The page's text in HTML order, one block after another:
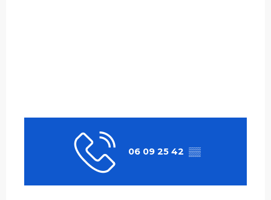
06 09 25 42 ▒▒